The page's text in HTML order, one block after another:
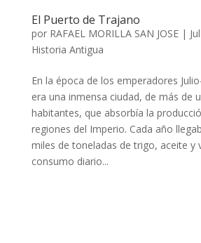
El Puerto de Trajano
por RAFAEL MORILLA SAN JOSE|
Historia Antigua
En la época de los emperadores
era una inmensa ciudad, de más de
habitantes, que absorbía la
regiones del Imperio. Cada año
miles de toneladas de trigo, aceite y
consumo diario...